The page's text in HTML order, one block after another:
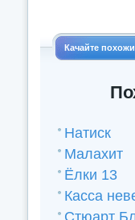
Качайте
Натиск
Малахит
Ёлки 13
Касса
Стюарт